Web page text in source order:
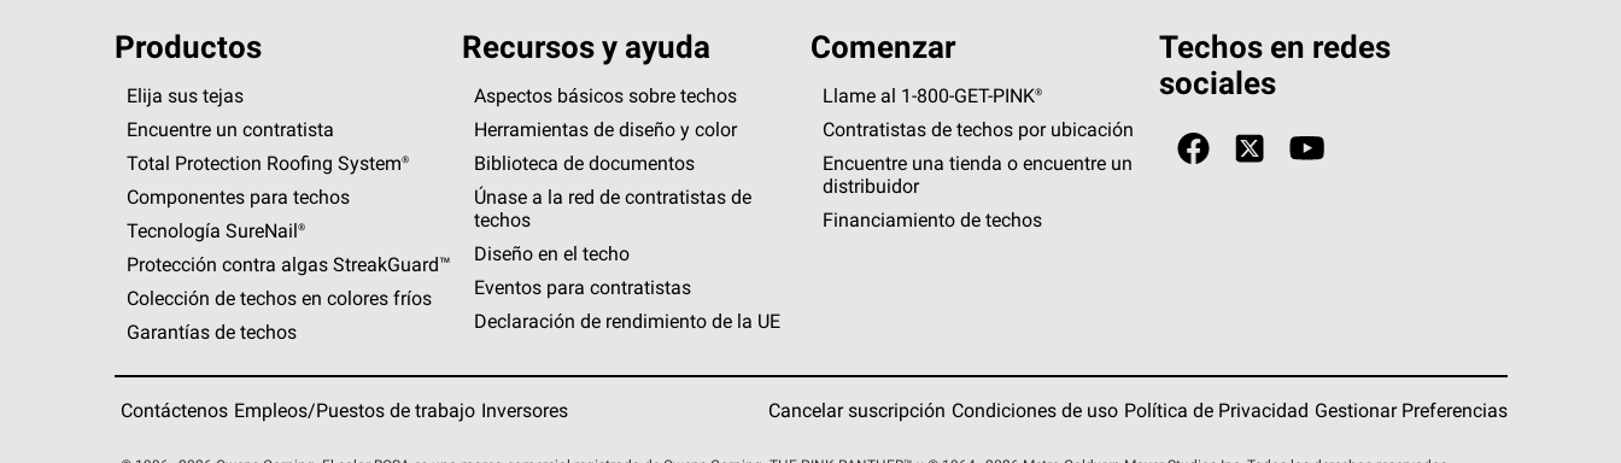
Productos
Elija sus tejas
Encuentre un contratista
Total Protection Roofing System®
Componentes para techos
Tecnología SureNail®
Protección contra algas StreakGuard™
Colección de techos en colores fríos
Garantías de techos
Recursos y ayuda
Aspectos básicos sobre techos
Herramientas de diseño y color
Biblioteca de documentos
Únase a la red de contratistas de
techos
Diseño en el techo
Eventos para contratistas
Declaración de rendimiento de la UE
Comenzar
Llame al 1-800-GET -PINK®
Contratistas de techos por ubicación
Encuentre una tienda o encuentre un
distribuidor
Financiamiento de techos
Techos en redes
sociales
Contáctenos Empleos/Puestos de trabajo Inversores Cancelar suscripción Condiciones de uso Política de Privacidad Gestionar Preferencias